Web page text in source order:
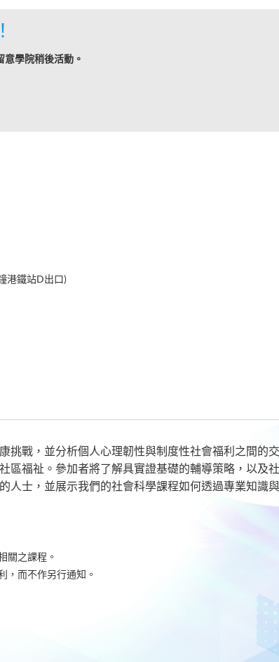
學院稍後活動。
港鐵站D出口)
挑戰，並分析個人心理韌性與制度性社會福利之間的
區福祉。參加者將了解具實證基礎的輔導策略，以及
人士，並展示我們的社會科學課程如何透過專業知識
關之課程。
，而不作另行通知。